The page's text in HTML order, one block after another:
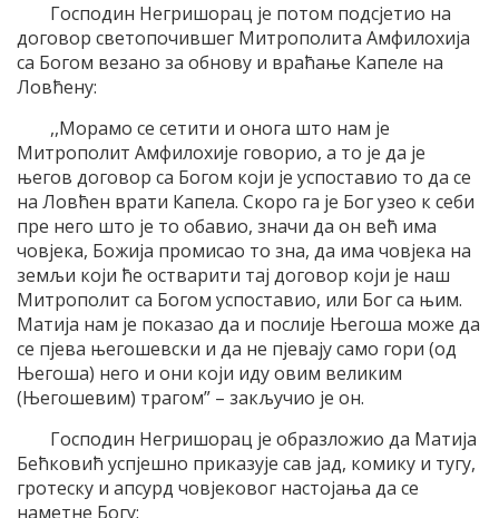
Господин Негришорац је потом подсјетио на
договор светопочившег Митрополита Амфилохија
са Богом везано за обнову и враћање Капеле на
Ловћену:
,,Морамо се сетити и онога што нам је
Митрополит Амфилохије говорио, а то је да је
његов договор са Богом који је успоставио то да се
на Ловћен врати Капела. Скоро га је Бог узео к себи
пре него што је то обавио, значи да он већ има
човјека, Божија промисао то зна, да има човјека на
земљи који ће остварити тај договор који је наш
Митрополит са Богом успоставио, или Бог са њим.
Матија нам је показао да и послије Његоша може да
се пјева његошевски и да не пјевају само гори (од
Његоша) него и они који иду овим великим
(Његошевим) трагом” – закључио је он.
Господин Негришорац је образложио да Матија
Бећковић успјешно приказује сав јад, комику и тугу,
гротеску и апсурд човјековог настојања да се
наметне Богу: